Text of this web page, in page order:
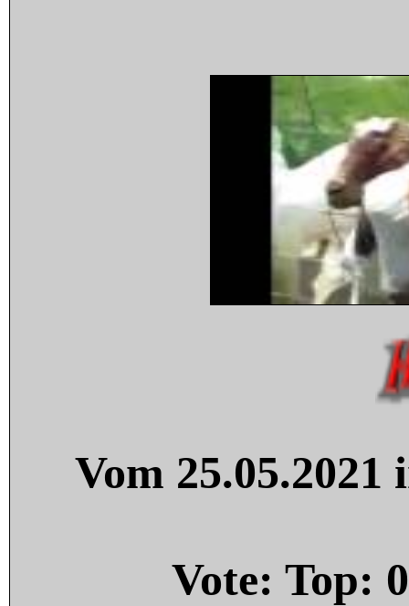
Vom
Vote: Top: 0